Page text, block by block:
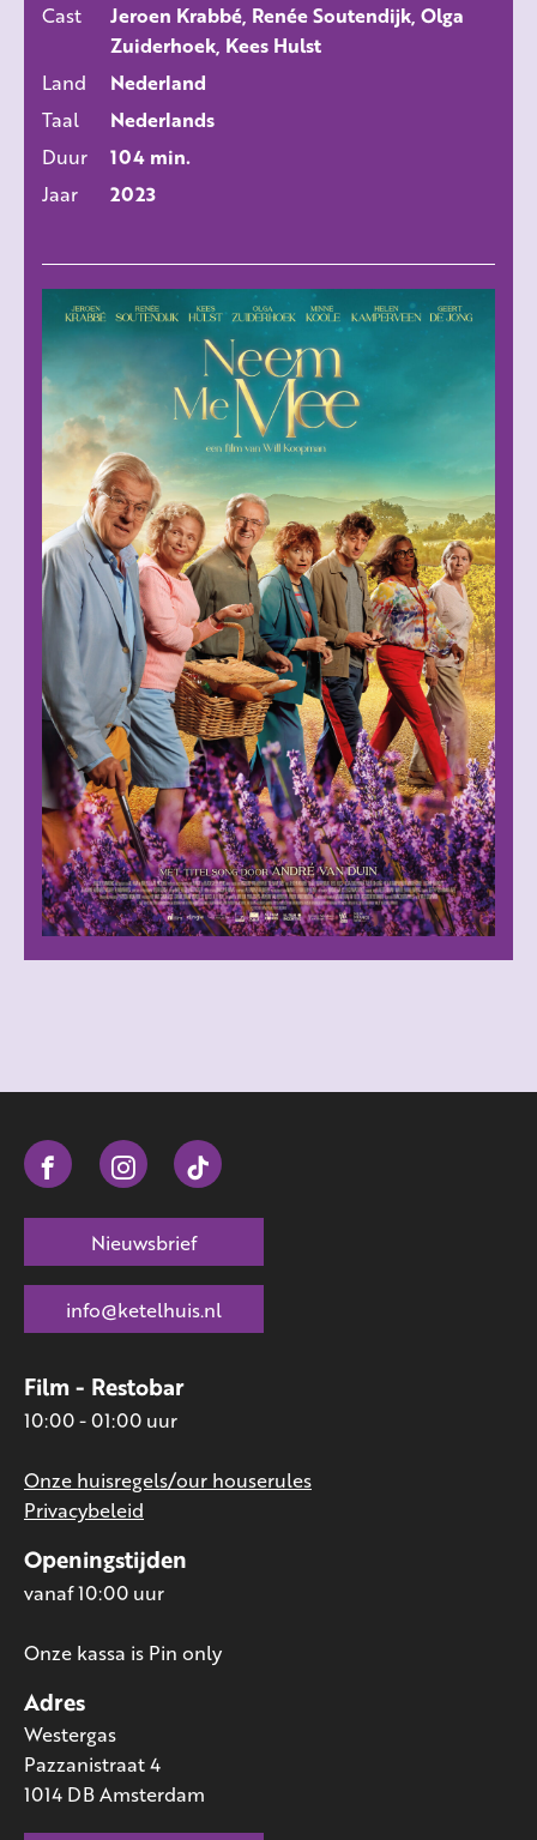
Cast
Jeroen Krabbé, Renée Soutendijk, Olga
Zuiderhoek, Kees Hulst
Land
Nederland
Taal
Nederlands
Duur
104 min.
Jaar
2023
Adres
Westergas
Pazzanistraat 4
1014 DB Amsterdam
Openingstijden
vanaf 10:00 uur
Onze kassa is Pin only
Film - Restobar
10:00 - 01:00 uur
Onze huisregels/our houserules
Privacybeleid
Nieuwsbrief
info@ketelhuis.nl